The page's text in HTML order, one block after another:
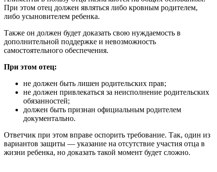
При этом отец должен являться либо кровным родителем,
либо усыновителем ребенка.
Также он должен будет доказать свою нуждаемость в
дополнительной поддержке и невозможность
самостоятельного обеспечения.
При этом отец:
не должен быть лишен родительских прав;
не должен привлекаться за неисполнение родительских
обязанностей;
должен быть признан официальным родителем
документально.
Ответчик при этом вправе оспорить требование. Так, один из
вариантов защиты — указание на отсутствие участия отца в
жизни ребенка, но доказать такой момент будет сложно.